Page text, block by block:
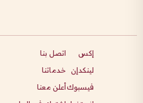
إكس
لينكدإن
فيسبوك
اتصل بنا
خدماتنا
أعلن معنا